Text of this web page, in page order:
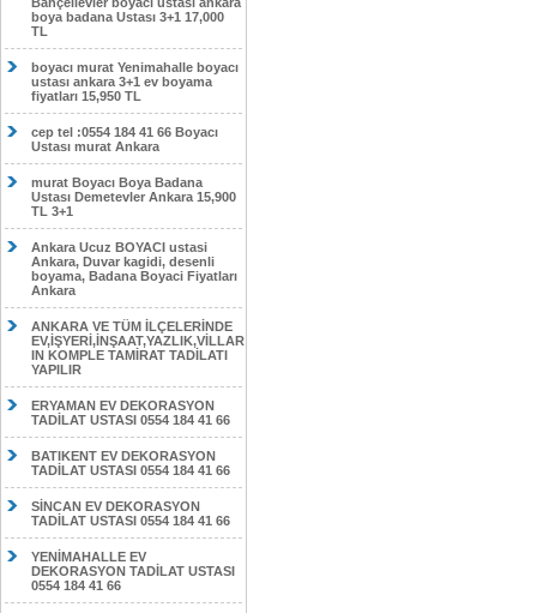
boya badana Ustası 3+1 17,000
TL
boyacı murat Yenimahalle boyacı
ustası ankara 3+1 ev boyama
fiyatları 15,950 TL
cep tel :0554 184 41 66 Boyacı
Ustası murat Ankara
murat Boyacı Boya Badana
Ustası Demetevler Ankara 15,900
TL 3+1
Ankara Ucuz BOYACI ustasi
Ankara, Duvar kagidi, desenli
boyama, Badana Boyaci Fiyatları
Ankara
ANKARA VE TÜM İLÇELERİNDE
EV,İŞYERİ,İNŞAAT,YAZLIK,VİLLAR
IN KOMPLE TAMİRAT TADİLATI
YAPILIR
ERYAMAN EV DEKORASYON
TADİLAT USTASI 0554 184 41 66
BATIKENT EV DEKORASYON
TADİLAT USTASI 0554 184 41 66
SİNCAN EV DEKORASYON
TADİLAT USTASI 0554 184 41 66
YENİMAHALLE EV
DEKORASYON TADİLAT USTASI
0554 184 41 66